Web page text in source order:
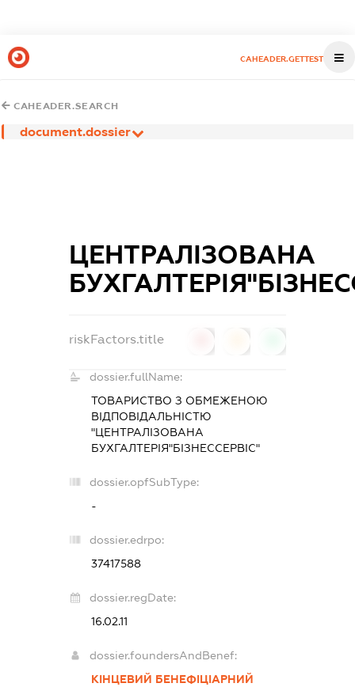
CAHEADER.GETTEST
CAHEADER.SEARCH
document.dossier
ЦЕНТРАЛІЗОВАНА
riskFactors.title
dossier.fullName:
ТОВАРИСТВО З ОБМЕЖЕНОЮ
ВІДПОВІДАЛЬНІСТЮ
"ЦЕНТРАЛІЗОВАНА
БУХГАЛТЕРІЯ"БІЗНЕССЕРВІС"
dossier.opfSubType:
-
dossier.edrpo:
37417588
dossier.regDate:
16.02.11
dossier.foundersAndBenef:
КІНЦЕВИЙ БЕНЕФІЦІАРНИЙ